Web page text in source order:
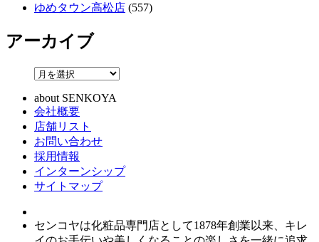
ゆめタウン高松店 (557)
アーカイブ
about SENKOYA
会社概要
店舗リスト
お問い合わせ
採用情報
インターンシップ
サイトマップ
センコヤは化粧品専門店として1878年創業以来、キレ